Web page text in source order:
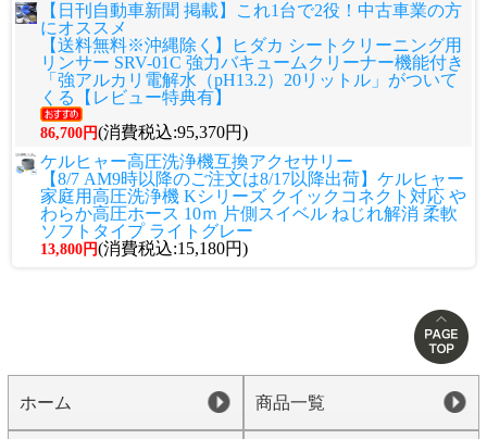
【日刊自動車新聞 掲載】これ1台で2役！中古車業の方
にオススメ
【送料無料※沖縄除く】ヒダカ シートクリーニング用
リンサー SRV-01C 強力バキュームクリーナー機能付き
「強アルカリ電解水（pH13.2）20リットル」がついて
くる【レビュー特典有】
86,700円(消費税込:95,370円)
ケルヒャー高圧洗浄機互換アクセサリー
【8/7 AM9時以降のご注文は8/17以降出荷】ケルヒャー
家庭用高圧洗浄機 Kシリーズ クイックコネクト対応 や
わらか高圧ホース 10ｍ 片側スイベル ねじれ解消 柔軟
ソフトタイプ ライトグレー
13,800円(消費税込:15,180円)
ホーム 商品一覧